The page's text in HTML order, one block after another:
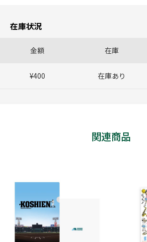
在庫状況
金額 在庫
¥400 在庫あり
関連商品